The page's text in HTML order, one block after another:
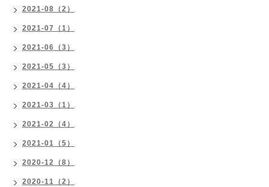
2021-08（2）
2021-07（1）
2021-06（3）
2021-05（3）
2021-04（4）
2021-03（1）
2021-02（4）
2021-01（5）
2020-12（8）
2020-11（2）